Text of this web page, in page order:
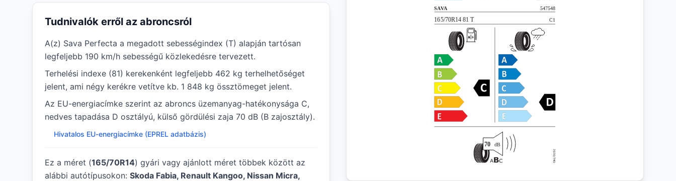
Tudnivalók erről az abroncsról
A(z) Sava Perfecta a megadott sebességindex (T) alapján tartósan
legfeljebb 190 km/h sebességű közlekedésre tervezett.
Terhelési indexe (81) kerekenként legfeljebb 462 kg terhelhetőséget
jelent, ami négy kerékre vetítve kb. 1 848 kg össztömeget jelent.
Az EU-energiacímke szerint az abroncs üzemanyag-hatékonysága C,
nedves tapadása D osztályú, külső gördülési zaja 70 dB (B zajosztály).
Hivatalos EU-energiacímke (EPREL adatbázis)
Ez a méret (165/70R14) gyári vagy ajánlott méret többek között az
alábbi autótípusokon: Skoda Fabia, Renault Kangoo, Nissan Micra,